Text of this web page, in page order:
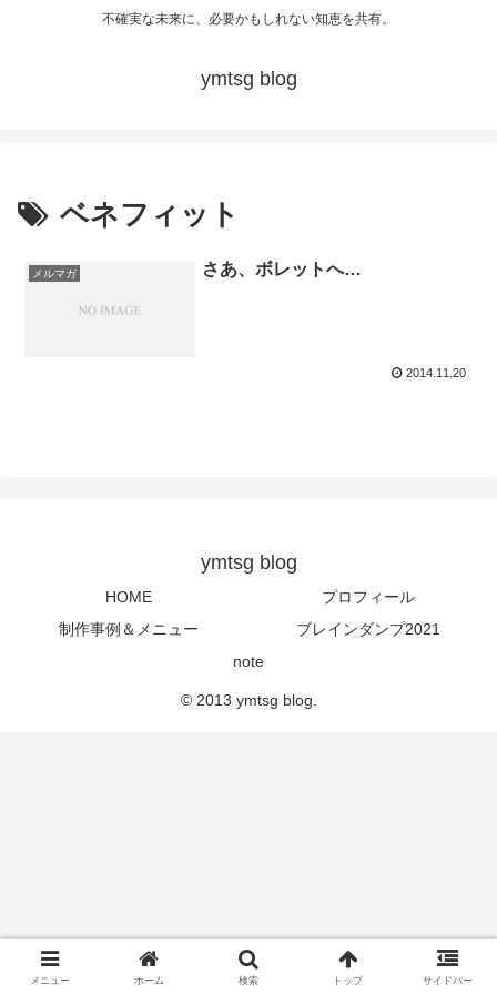
不確実な未来に、必要かもしれない知恵を共有。
ymtsg blog
ベネフィット
メルマガ さあ、ボレットへ…
2014.11.20
ymtsg blog
HOME
プロフィール
制作事例＆メニュー
ブレインダンプ2021
note
© 2013 ymtsg blog.
メニュー ホーム 検索 トップ サイドバー